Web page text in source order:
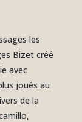
les
Bizet créé
avec
joués au
de la